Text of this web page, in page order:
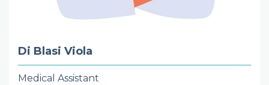
Di Blasi Viola
Medical Assistant